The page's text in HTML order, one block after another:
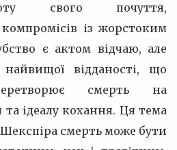
свого почуття,
із жорстоким
є актом відчаю, але
відданості, що
смерть на
ідеалу кохання. Ця тема
смерть може бути